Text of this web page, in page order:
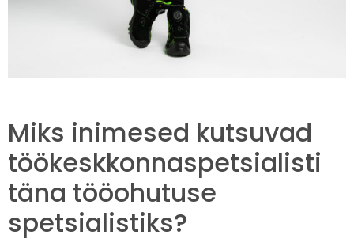
Miks inimesed kutsuvad
töökeskkonnaspetsialisti
täna tööohutuse
spetsialistiks?